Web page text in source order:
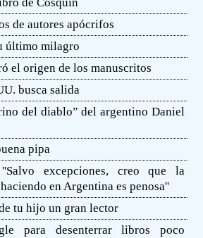
de autores apócrifos
último milagro
el origen de los manuscritos
busca salida
del diablo” del argentino Daniel
pipa
excepciones, creo que la
en Argentina es penosa''
tu hijo un gran lector
para desenterrar libros poco